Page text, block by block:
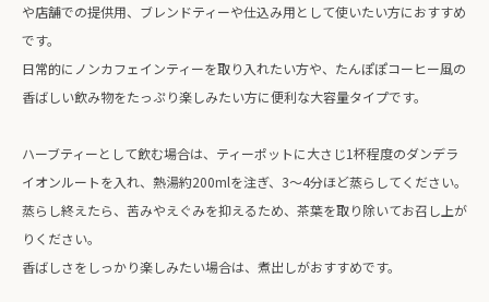
や店舗での提供用、ブレンドティーや仕込み用として使いたい方におすすめ
です。
日常的にノンカフェインティーを取り入れたい方や、たんぽぽコーヒー風の
香ばしい飲み物をたっぷり楽しみたい方に便利な大容量タイプです。
ハーブティーとして飲む場合は、ティーポットに大さじ1杯程度のダンデラ
イオンルートを入れ、熱湯約200mlを注ぎ、3〜4分ほど蒸らしてください。
蒸らし終えたら、苦みやえぐみを抑えるため、茶葉を取り除いてお召し上が
りください。
香ばしさをしっかり楽しみたい場合は、煮出しがおすすめです。